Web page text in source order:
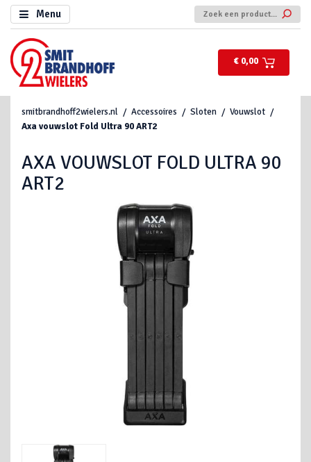
Menu
€ 0,00
smitbrandhoff2wielers.nl Accessoires Sloten
Vouwslot
Axa vouwslot Fold Ultra 90 ART2
AXA VOUWSLOT FOLD ULTRA 90
ART2